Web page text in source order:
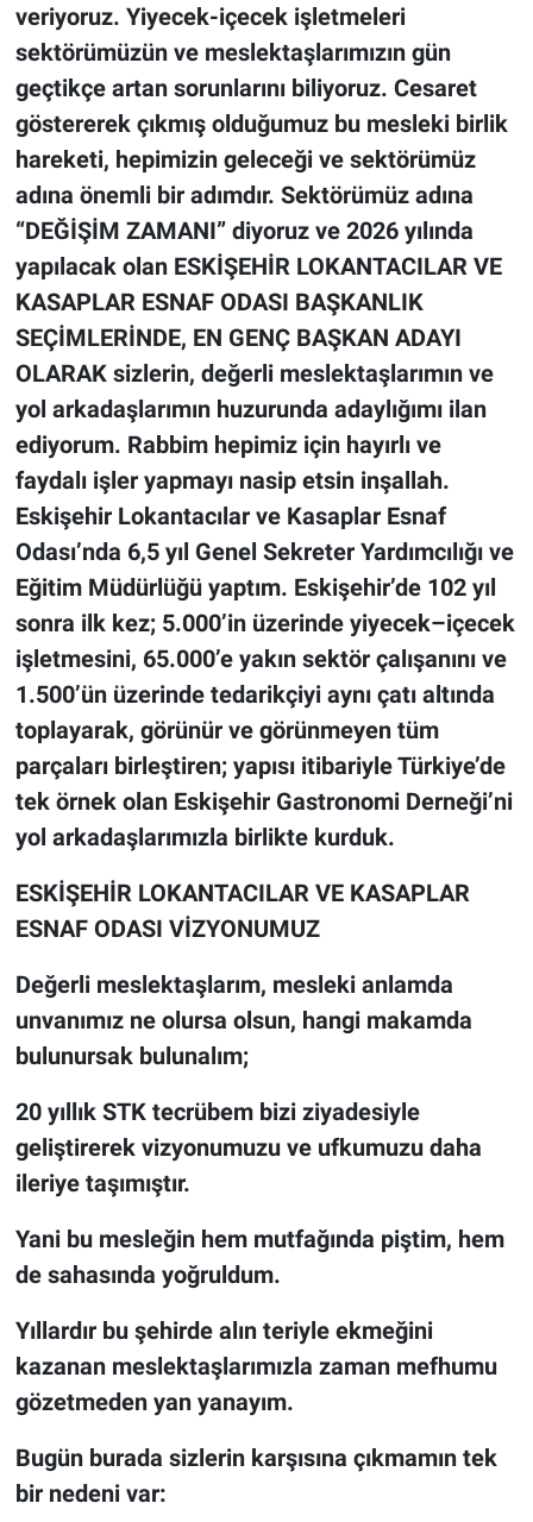
veriyoruz. Yiyecek-içecek işletmeleri
sektörümüzün ve meslektaşlarımızın gün
geçtikçe artan sorunlarını biliyoruz. Cesaret
göstererek çıkmış olduğumuz bu mesleki birlik
hareketi, hepimizin geleceği ve sektörümüz
adına önemli bir adımdır. Sektörümüz adına
“DEĞİŞİM ZAMANI” diyoruz ve 2026 yılında
yapılacak olan ESKİŞEHİR LOKANTACILAR VE
KASAPLAR ESNAF ODASI BAŞKANLIK
SEÇİMLERİNDE, EN GENÇ BAŞKAN ADAYI
OLARAK sizlerin, değerli meslektaşlarımın ve
yol arkadaşlarımın huzurunda adaylığımı ilan
ediyorum. Rabbim hepimiz için hayırlı ve
faydalı işler yapmayı nasip etsin inşallah.
Eskişehir Lokantacılar ve Kasaplar Esnaf
Odası’nda 6,5 yıl Genel Sekreter Yardımcılığı ve
Eğitim Müdürlüğü yaptım. Eskişehir’de 102 yıl
sonra ilk kez; 5.000’in üzerinde yiyecek–içecek
işletmesini, 65.000’e yakın sektör çalışanını ve
1.500’ün üzerinde tedarikçiyi aynı çatı altında
toplayarak, görünür ve görünmeyen tüm
parçaları birleştiren; yapısı itibariyle Türkiye’de
tek örnek olan Eskişehir Gastronomi Derneği’ni
yol arkadaşlarımızla birlikte kurduk.
ESKİŞEHİR LOKANTACILAR VE KASAPLAR
ESNAF ODASI VİZYONUMUZ
Değerli meslektaşlarım, mesleki anlamda
unvanımız ne olursa olsun, hangi makamda
bulunursak bulunalım;
20 yıllık STK tecrübem bizi ziyadesiyle
geliştirerek vizyonumuzu ve ufkumuzu daha
ileriye taşımıştır.
Yani bu mesleğin hem mutfağında piştim, hem
de sahasında yoğruldum.
Yıllardır bu şehirde alın teriyle ekmeğini
kazanan meslektaşlarımızla zaman mefhumu
gözetmeden yan yanayım.
Bugün burada sizlerin karşısına çıkmamın tek
bir nedeni var: